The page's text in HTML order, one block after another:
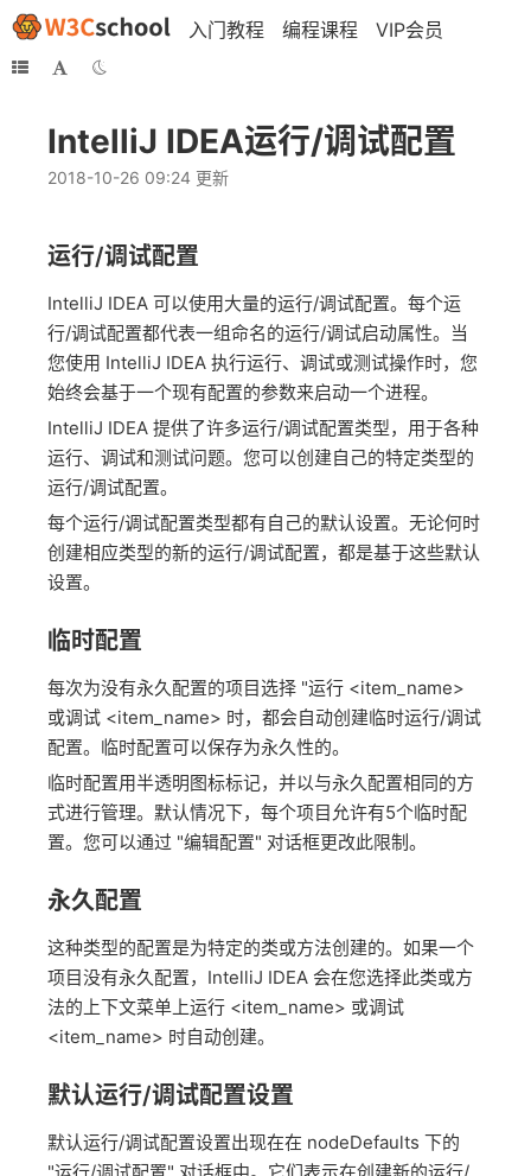
入门教程 编程课程 VIP会员
IntelliJ IDEA运行/调试配置
2018-10-26 09:24 更新
运行/调试配置
IntelliJ IDEA 可以使用大量的运行/调试配置。每个运
行/调试配置都代表一组命名的运行/调试启动属性。当
您使用 IntelliJ IDEA 执行运行、调试或测试操作时，您
始终会基于一个现有配置的参数来启动一个进程。
IntelliJ IDEA 提供了许多运行/调试配置类型，用于各种
运行、调试和测试问题。您可以创建自己的特定类型的
运行/调试配置。
每个运行/调试配置类型都有自己的默认设置。无论何时
创建相应类型的新的运行/调试配置，都是基于这些默认
设置。
临时配置
每次为没有永久配置的项目选择 "运行 <item_name>
或调试 <item_name> 时，都会自动创建临时运行/调试
配置。临时配置可以保存为永久性的。
临时配置用半透明图标标记，并以与永久配置相同的方
式进行管理。默认情况下，每个项目允许有5个临时配
置。您可以通过 "编辑配置" 对话框更改此限制。
永久配置
这种类型的配置是为特定的类或方法创建的。如果一个
项目没有永久配置，IntelliJ IDEA 会在您选择此类或方
法的上下文菜单上运行 <item_name> 或调试
<item_name> 时自动创建。
默认运行/调试配置设置
默认运行/调试配置设置出现在在 nodeDefaults 下的